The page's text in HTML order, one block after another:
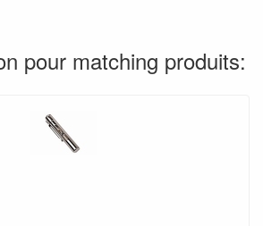
pour matching produits: